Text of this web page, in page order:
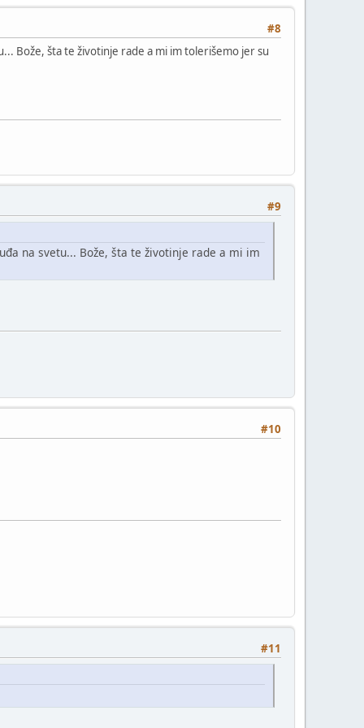
#8
Bože, šta te životinje rade a mi im tolerišemo jer su
#9
na svetu... Bože, šta te životinje rade a mi im
#10
#11